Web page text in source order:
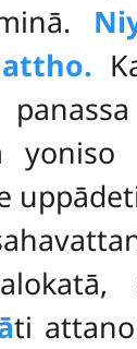
yoniso
ti